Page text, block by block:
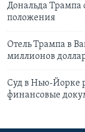
Дональда Трампа
положения
Отель Трампа в
миллионов
Cуд в Нью-Йорке
финансовые